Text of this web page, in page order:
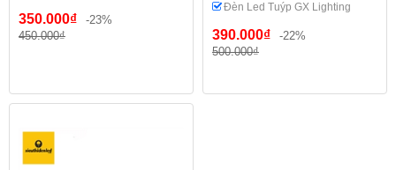
350.000₫
-23%
450.000₫
Đèn Led Tuýp GX Lighting
390.000₫
-22%
500.000₫